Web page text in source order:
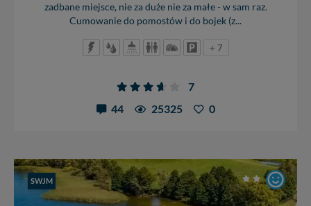
zadbane miejsce, nie za duże nie za małe - w sam raz.
Cumowanie do pomostów i do bojek (z...
+ 7
7
44
25325 0
SWJM